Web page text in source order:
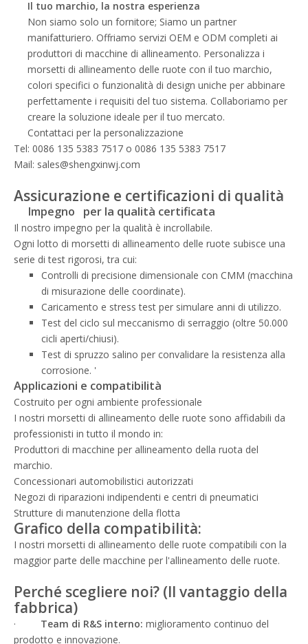
Il tuo marchio, la nostra esperienza
Non siamo solo un fornitore; Siamo un partner
manifatturiero. Offriamo servizi OEM e ODM completi ai
produttori di macchine di allineamento. Personalizza i
morsetti di allineamento delle ruote con il tuo marchio,
colori specifici o funzionalità di design uniche per abbinare
perfettamente i requisiti del tuo sistema. Collaboriamo per
creare la soluzione ideale per il tuo mercato.
Contattaci per la personalizzazione
Tel: 0086 135 5383 7517 o 0086 135 5383 7517
Mail: sales@shengxinwj.com
Assicurazione e certificazioni di qualità
Impegno per la qualità certificata
Il nostro impegno per la qualità è incrollabile.
Ogni lotto di morsetti di allineamento delle ruote subisce una
serie di test rigorosi, tra cui:
Controlli di precisione dimensionale con CMM (macchina
di misurazione delle coordinate).
Caricamento e stress test per simulare anni di utilizzo.
Test del ciclo sul meccanismo di serraggio (oltre 50.000
cicli aperti/chiusi).
Test di spruzzo salino per convalidare la resistenza alla
corrosione. '
Applicazioni e compatibilità
Costruito per ogni ambiente professionale
I nostri morsetti di allineamento delle ruote sono affidabili da
professionisti in tutto il mondo in:
Produttori di macchine per allineamento della ruota del
marchio.
Concessionari automobilistici autorizzati
Negozi di riparazioni indipendenti e centri di pneumatici
Strutture di manutenzione della flotta
Grafico della compatibilità:
I nostri morsetti di allineamento delle ruote compatibili con la
maggior parte delle macchine per l'allineamento delle ruote.
Perché scegliere noi? (Il vantaggio della
fabbrica)
· Team di R&S interno: miglioramento continuo del
prodotto e innovazione.